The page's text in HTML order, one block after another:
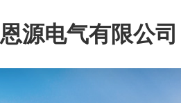
源电气有限公司